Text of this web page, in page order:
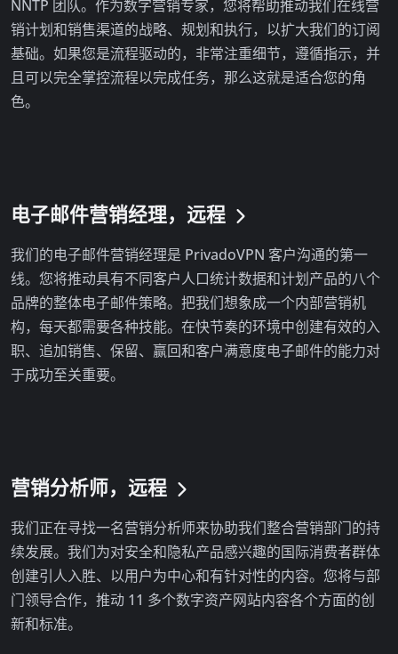
NNTP 团队。作为数字营销专家，您将帮助推动我们在线营
销计划和销售渠道的战略、规划和执行，以扩大我们的订阅
基础。如果您是流程驱动的，非常注重细节，遵循指示，并
且可以完全掌控流程以完成任务，那么这就是适合您的角
色。
电子邮件营销经理，远程
我们的电子邮件营销经理是 PrivadoVPN 客户沟通的第一
线。您将推动具有不同客户人口统计数据和计划产品的八个
品牌的整体电子邮件策略。把我们想象成一个内部营销机
构，每天都需要各种技能。在快节奏的环境中创建有效的入
职、追加销售、保留、赢回和客户满意度电子邮件的能力对
于成功至关重要。
营销分析师，远程
我们正在寻找一名营销分析师来协助我们整合营销部门的持
续发展。我们为对安全和隐私产品感兴趣的国际消费者群体
创建引人入胜、以用户为中心和有针对性的内容。您将与部
门领导合作，推动 11 多个数字资产网站内容各个方面的创
新和标准。